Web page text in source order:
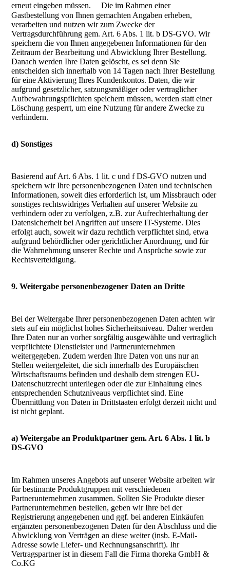
erneut eingeben müssen. Die im Rahmen einer
Gastbestellung von Ihnen gemachten Angaben erheben,
verarbeiten und nutzen wir zum Zwecke der
Vertragsdurchführung gem. Art. 6 Abs. 1 lit. b DS-GVO. Wir
speichern die von Ihnen angegebenen Informationen für den
Zeitraum der Bearbeitung und Abwicklung Ihrer Bestellung.
Danach werden Ihre Daten gelöscht, es sei denn Sie
entscheiden sich innerhalb von 14 Tagen nach Ihrer Bestellung
für eine Aktivierung Ihres Kundenkontos. Daten, die wir
aufgrund gesetzlicher, satzungsmäßiger oder vertraglicher
Aufbewahrungspflichten speichern müssen, werden statt einer
Löschung gesperrt, um eine Nutzung für andere Zwecke zu
verhindern.
d) Sonstiges
Basierend auf Art. 6 Abs. 1 lit. c und f DS-GVO nutzen und
speichern wir Ihre personenbezogenen Daten und technischen
Informationen, soweit dies erforderlich ist, um Missbrauch oder
sonstiges rechtswidriges Verhalten auf unserer Website zu
verhindern oder zu verfolgen, z.B. zur Aufrechterhaltung der
Datensicherheit bei Angriffen auf unsere IT-Systeme. Dies
erfolgt auch, soweit wir dazu rechtlich verpflichtet sind, etwa
aufgrund behördlicher oder gerichtlicher Anordnung, und für
die Wahrnehmung unserer Rechte und Ansprüche sowie zur
Rechtsverteidigung.
9. Weitergabe personenbezogener Daten an Dritte
Bei der Weitergabe Ihrer personenbezogenen Daten achten wir
stets auf ein möglichst hohes Sicherheitsniveau. Daher werden
Ihre Daten nur an vorher sorgfältig ausgewählte und vertraglich
verpflichtete Dienstleister und Partnerunternehmen
weitergegeben. Zudem werden Ihre Daten von uns nur an
Stellen weitergeleitet, die sich innerhalb des Europäischen
Wirtschaftsraums befinden und deshalb dem strengen EU-
Datenschutzrecht unterliegen oder die zur Einhaltung eines
entsprechenden Schutzniveaus verpflichtet sind. Eine
Übermittlung von Daten in Drittstaaten erfolgt derzeit nicht und
ist nicht geplant.
a) Weitergabe an Produktpartner gem. Art. 6 Abs. 1 lit. b
DS-GVO
Im Rahmen unseres Angebots auf unserer Website arbeiten wir
für bestimmte Produktgruppen mit verschiedenen
Partnerunternehmen zusammen. Sollten Sie Produkte dieser
Partnerunternehmen bestellen, geben wir Ihre bei der
Registrierung angegebenen und ggf. bei anderen Einkäufen
ergänzten personenbezogenen Daten für den Abschluss und die
Abwicklung von Verträgen an diese weiter (insb. E-Mail-
Adresse sowie Liefer- und Rechnungsanschrift). Ihr
Vertragspartner ist in diesem Fall die Firma thoreka GmbH &
Co.KG